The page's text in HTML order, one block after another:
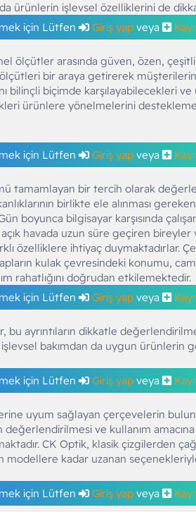
ürünlerin işlevsel özelliklerini de
için Lütfen
Giriş yap veya
ölçütler arasında güven, özen,
bir araya getirerek
bilinçli biçimde karşılayabilecekleri ve
ürünlere yönelmelerini
için Lütfen
Giriş yap veya
tamamlayan bir tercih olarak
birlikte ele alınması
boyunca bilgisayar karşısında
havada uzun süre geçiren
özelliklere ihtiyaç duymaktadırlar.
kulak çevresindeki konumu,
rahatlığını doğrudan etkilemektedir.
için Lütfen
Giriş yap veya
bu ayrıntıların dikkatle
işlevsel bakımdan da uygun ürünlerin
için Lütfen
Giriş yap veya
uyum sağlayan çerçevelerin
ve kullanım
CK Optik, klasik çizgilerden
kadar uzanan
için Lütfen
Giriş yap veya